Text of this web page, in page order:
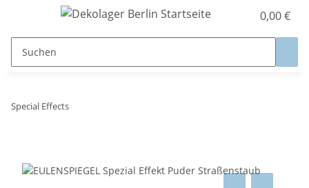
0,00 €
Special Effects